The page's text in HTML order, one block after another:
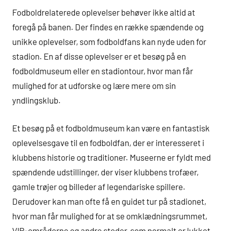
Fodboldrelaterede oplevelser behøver ikke altid at
foregå på banen. Der findes en række spændende og
unikke oplevelser, som fodboldfans kan nyde uden for
stadion. En af disse oplevelser er et besøg på en
fodboldmuseum eller en stadiontour, hvor man får
mulighed for at udforske og lære mere om sin
yndlingsklub.
Et besøg på et fodboldmuseum kan være en fantastisk
oplevelsesgave til en fodboldfan, der er interesseret i
klubbens historie og traditioner. Museerne er fyldt med
spændende udstillinger, der viser klubbens trofæer,
gamle trøjer og billeder af legendariske spillere.
Derudover kan man ofte få en guidet tur på stadionet,
hvor man får mulighed for at se omklædningsrummet,